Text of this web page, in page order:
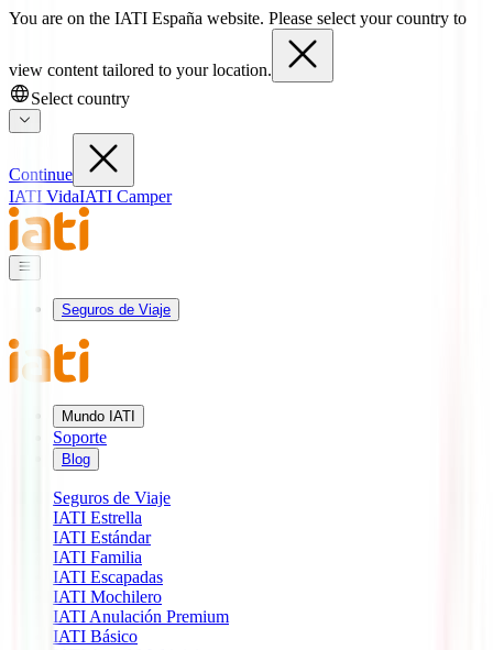
You are on the IATI España website. Please select your country to
view content tailored to your location.
Select country
Continue
IATI VidaIATI Camper
Seguros de Viaje
Mundo IATI
Soporte
Blog
Seguros de Viaje
IATI Estrella
IATI Estándar
IATI Familia
IATI Escapadas
IATI Mochilero
IATI Anulación Premium
IATI Básico